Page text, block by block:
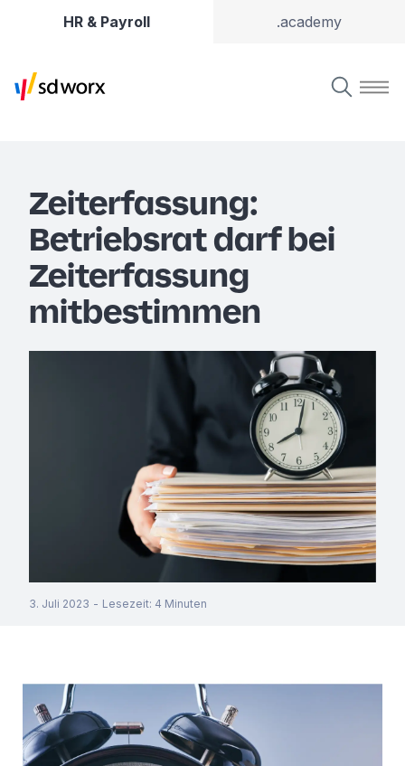
HR & Payroll .academy
Zeiterfassung:
Betriebsrat darf bei
Zeiterfassung
mitbestimmen
3. Juli 2023 - Lesezeit: 4 Minuten